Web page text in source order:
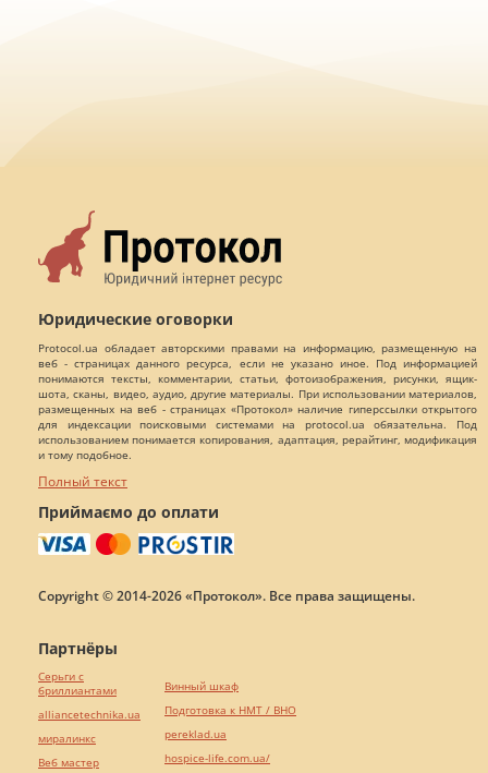
Юридические оговорки
Protocol.ua обладает авторскими правами на информацию, размещенную на
веб - страницах данного ресурса, если не указано иное. Под информацией
понимаются тексты, комментарии, статьи, фотоизображения, рисунки, ящик-
шота, сканы, видео, аудио, другие материалы. При использовании материалов,
размещенных на веб - страницах «Протокол» наличие гиперссылки открытого
для индексации поисковыми системами на protocol.ua обязательна. Под
использованием понимается копирования, адаптация, рерайтинг, модификация
и тому подобное.
Полный текст
Приймаємо до оплати
Copyright © 2014-2026 «Протокол». Все права защищены.
Партнёры
Серьги с
бриллиантами
alliancetechnika.ua
миралинкс
Веб мастер
Винный шкаф
Подготовка к НМТ / ВНО
pereklad.ua
hospice-life.com.ua/